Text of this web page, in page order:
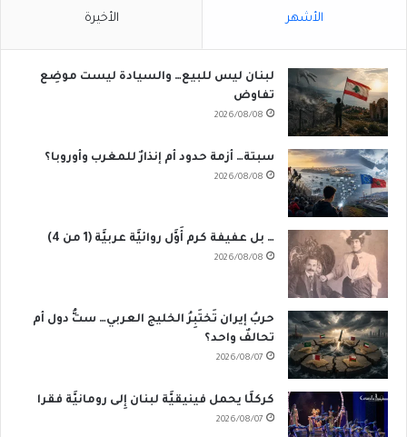
الأشهر الأخيرة
لبنان ليس للبيع… والسيادة ليست موضِع
تفاوض
2026/08/08
سبتة… أزمة حدود أم إنذارٌ للمغرب وأوروبا؟
2026/08/08
… بل عفيفة كرم أَوَّل روائيَّة عربيَّة (1 من 4)
2026/08/08
حربُ إيران تَختَبِرُ الخليج العربي… ستُّ دول أم
تحالفٌ واحد؟
2026/08/07
كركلَّا يحمل فينيقيَّة لبنان إِلى رومانيَّة فقرا
2026/08/07